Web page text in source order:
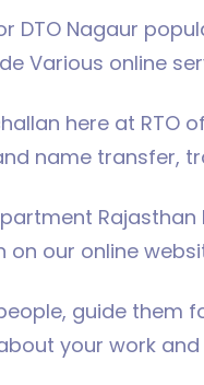
DTO Nagaur
Various online
here at RTO
name transfer,
Rajasthan
on our online
guide them
your work